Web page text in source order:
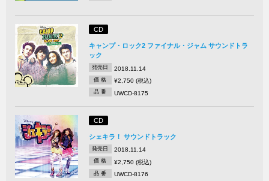
CD
キャンプ・ロック2 ファイナル・ジャム サウンドトラ
ック
発売日 2018.11.14
価 格 ¥2,750 (税込)
品 番 UWCD-8175
CD
シェキラ！ サウンドトラック
発売日 2018.11.14
価 格 ¥2,750 (税込)
品 番 UWCD-8176